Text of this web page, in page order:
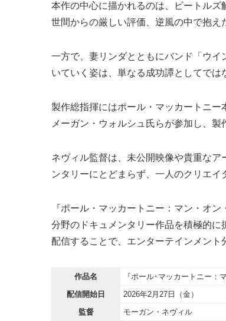
本作の中心に描かれるのは、ビートルズ
世間からの厳しい評価、逆風の中で抱え
一方で、妻リンダとともにバンド「ウ
いていく姿は、単なる成功譚としてでは
製作総指揮にはポール・マッカートニー
メーガン・ウォルシュ氏らが参加し、製
ネヴィル監督は、未公開映像や貴重な
ンタリーにとどまらず、一人のクリエイ
『ポール・マッカートニー：マン・オ
分野のドキュメンタリー作品を積極的
配信することで、エンターテインメント
作品名
『ポール･マッカートニー：
配信開始日
2026年2月27日（金）
監督
モーガン・ネヴィル